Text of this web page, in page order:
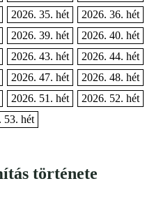
2026. 35. hét
2026. 36. hét
2026. 39. hét
2026. 40. hét
2026. 43. hét
2026. 44. hét
2026. 47. hét
2026. 48. hét
2026. 51. hét
2026. 52. hét
53. hét
története